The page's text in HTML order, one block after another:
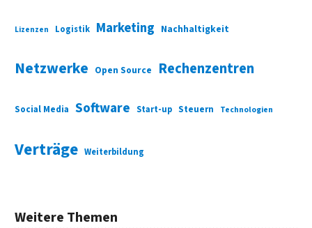
Lizenzen Logistik Marketing Nachhaltigkeit
Netzwerke Open Source Rechenzentren
Social Media Software Start-up Steuern Technologien
Verträge Weiterbildung
Weitere Themen